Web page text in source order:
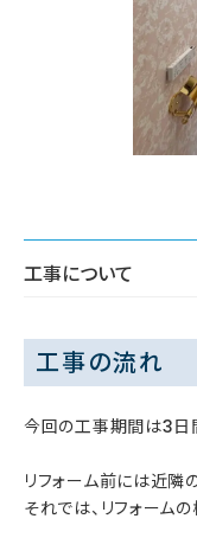
工事について
工事の流れ
今回の工事期間は3日
リフォーム前には近隣
それでは、リフォーム